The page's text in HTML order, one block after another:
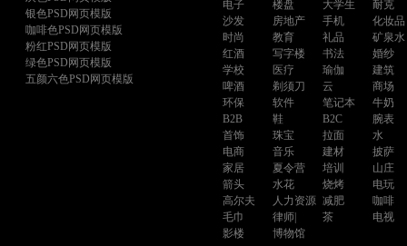
银色PSD网页模版
咖啡色PSD网页模版
粉红PSD网页模版
绿色PSD网页模版
五颜六色PSD网页模版
电子
楼盘 大学生
耐克
沙发
房地产 手机
化妆品
时尚
教育 礼品
矿泉水
红酒
写字楼 书法
婚纱
学校
医疗 瑜伽
建筑
啤酒
剃须刀 云
商场
环保
软件 笔记本
牛奶
B2B
鞋 B2C
腕表
首饰
珠宝 拉面
水
电商
音乐 建材
披萨
家居
夏令营 培训
山庄
箭头
水花 烧烤
电玩
高尔夫
人力资源 减肥
咖啡
毛巾
律师| 茶
电视
影楼
博物馆